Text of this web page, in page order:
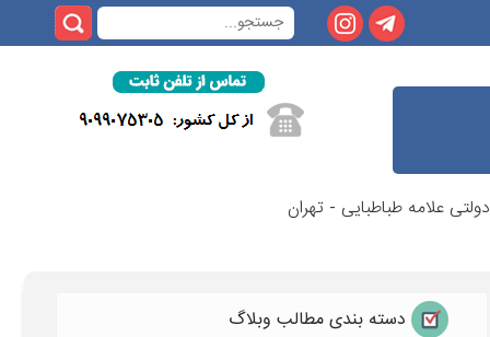
علامه طباطبایی - تهران
دسته بندی مطالب وبلاگ